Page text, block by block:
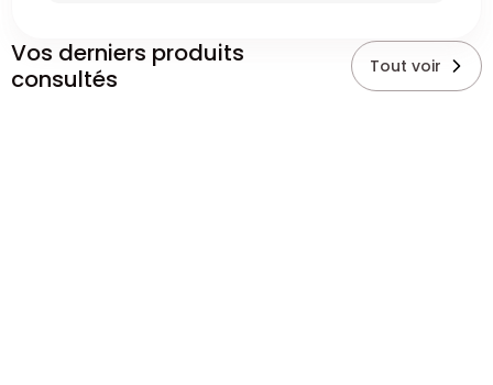
Vos derniers produits
consultés
Tout voir